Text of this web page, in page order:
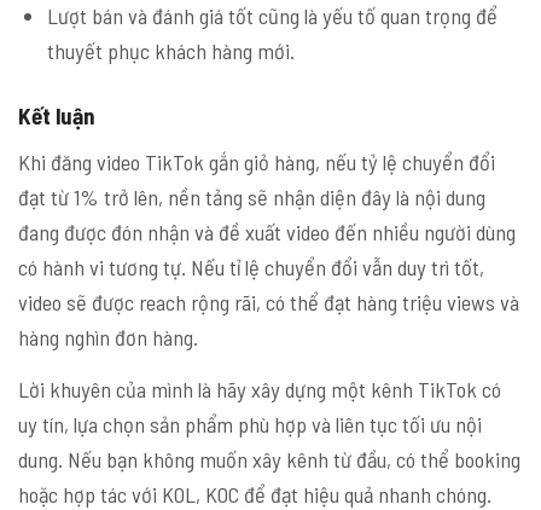
Lượt bán và đánh giá tốt cũng là yếu tố quan trọng để
thuyết phục khách hàng mới.
Kết luận
Khi đăng video TikTok gắn giỏ hàng, nếu tỷ lệ chuyển đổi
đạt từ 1% trở lên, nền tảng sẽ nhận diện đây là nội dung
đang được đón nhận và đề xuất video đến nhiều người dùng
có hành vi tương tự. Nếu tỉ lệ chuyển đổi vẫn duy trì tốt,
video sẽ được reach rộng rãi, có thể đạt hàng triệu views và
hàng nghìn đơn hàng.
Lời khuyên của mình là hãy xây dựng một kênh TikTok có
uy tín, lựa chọn sản phẩm phù hợp và liên tục tối ưu nội
dung. Nếu bạn không muốn xây kênh từ đầu, có thể booking
hoặc hợp tác với KOL, KOC để đạt hiệu quả nhanh chóng.